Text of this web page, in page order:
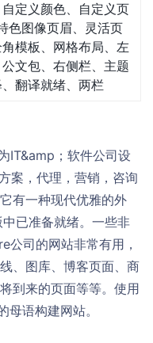
定义颜色、自定义页
色图像页眉、灵活页
模板、网格布局、左
文包、右侧栏、主题
翻译就绪、两栏
IT&amp；软件公司设
案，代理，营销，咨询
有一种现代优雅的外
已准备就绪。一些非
司的网站非常有用，
、图库、博客页面、商
到来的页面等等。使用
语构建网站。